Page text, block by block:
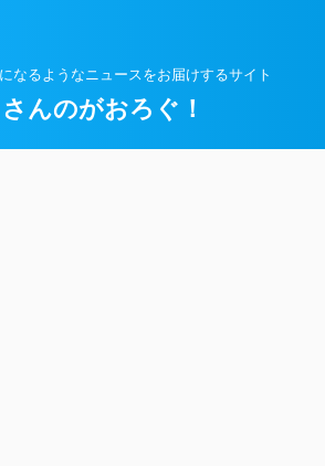
なるようなニュースをお届けするサイト
さんのがおろぐ！